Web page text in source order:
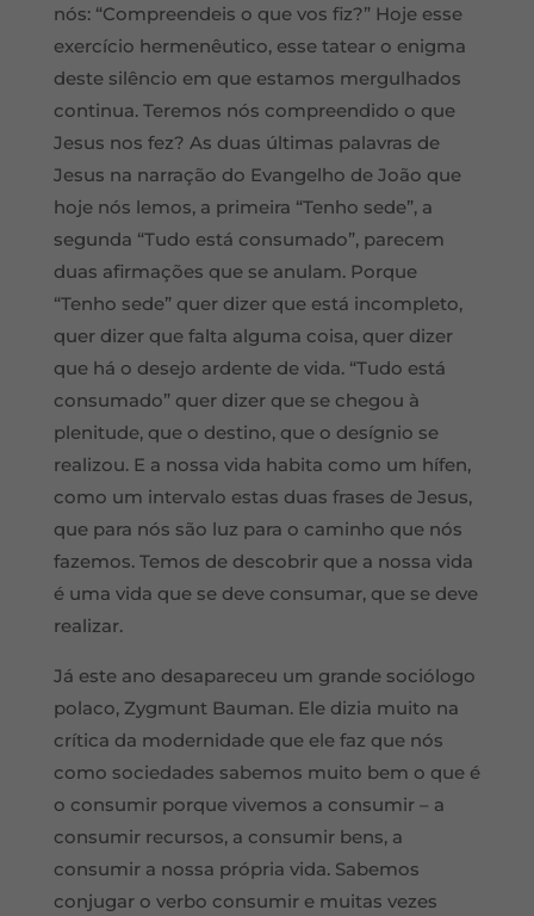
nós: “Compreendeis o que vos fiz?” Hoje esse
exercício hermenêutico, esse tatear o enigma
deste silêncio em que estamos mergulhados
continua. Teremos nós compreendido o que
Jesus nos fez? As duas últimas palavras de
Jesus na narração do Evangelho de João que
hoje nós lemos, a primeira “Tenho sede”, a
segunda “Tudo está consumado”, parecem
duas afirmações que se anulam. Porque
“Tenho sede” quer dizer que está incompleto,
quer dizer que falta alguma coisa, quer dizer
que há o desejo ardente de vida. “Tudo está
consumado” quer dizer que se chegou à
plenitude, que o destino, que o desígnio se
realizou. E a nossa vida habita como um hífen,
como um intervalo estas duas frases de Jesus,
que para nós são luz para o caminho que nós
fazemos. Temos de descobrir que a nossa vida
é uma vida que se deve consumar, que se deve
realizar.
Já este ano desapareceu um grande sociólogo
polaco, Zygmunt Bauman. Ele dizia muito na
crítica da modernidade que ele faz que nós
como sociedades sabemos muito bem o que é
o consumir porque vivemos a consumir – a
consumir recursos, a consumir bens, a
consumir a nossa própria vida. Sabemos
conjugar o verbo consumir e muitas vezes